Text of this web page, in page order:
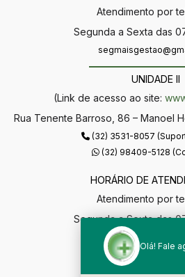
Atendimento por
Segunda a Sexta das
UNIDADE II
(Link de acesso ao site:
Rua Tenente Barroso, 86 – Manoel
(32) 3531-8057
(32) 98409-5128
HORÁRIO DE
Atendimento por
Segunda a Sexta das
Olá! Fale